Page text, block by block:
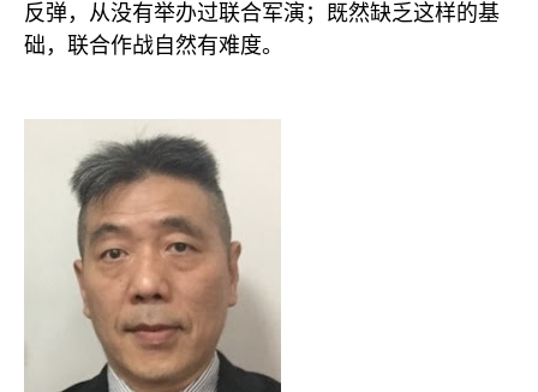
反弹，从没有举办过联合军演；既然缺乏这样的基
础，联合作战自然有难度。